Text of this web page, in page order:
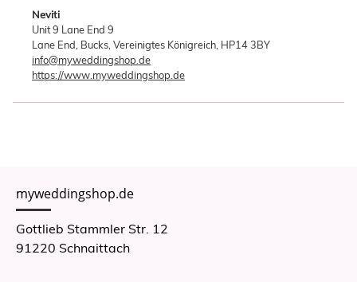
Neviti
Unit 9 Lane End 9
Lane End, Bucks, Vereinigtes Königreich, HP14 3BY
info@myweddingshop.de
https://www.myweddingshop.de
myweddingshop.de
Gottlieb Stammler Str. 12
91220 Schnaittach